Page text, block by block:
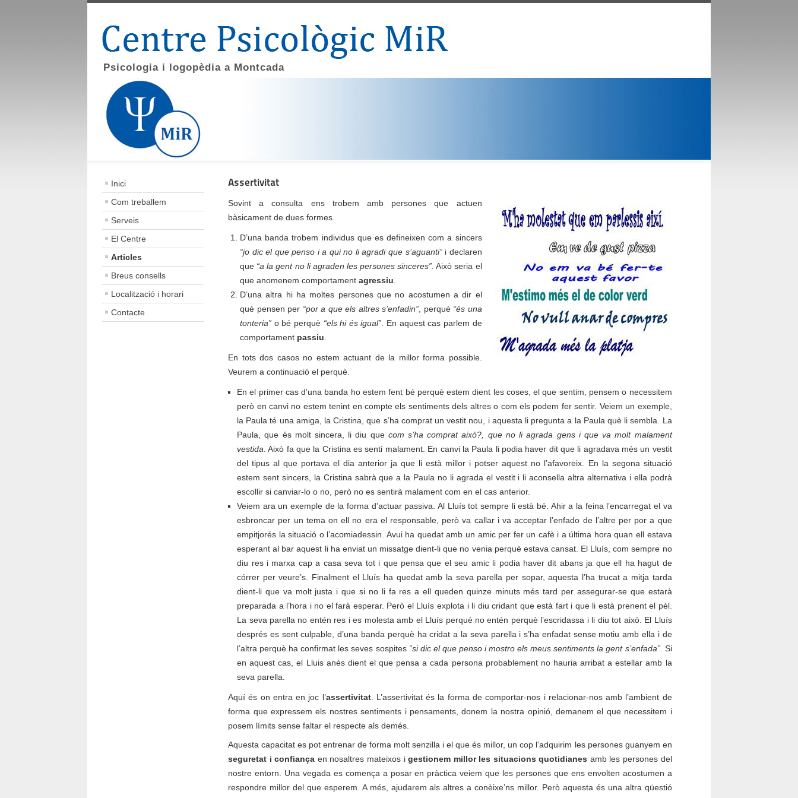
Psicologia i logopèdia a Montcada
Inici
Com treballem
Serveis
El Centre
Articles
Breus consells
Localització i horari
Contacte
Assertivitat
Sovint a consulta ens trobem amb persones que actuen
bàsicament de dues formes.
D’una banda trobem individus que es defineixen com a sincers
“jo dic el que penso i a qui no li agradi que s’aguanti”i declaren
que “a la gent no li agraden les persones sinceres”. Això seria el
que anomenem comportamentagressiu.
D’una altra hi ha moltes persones que no acostumen a dir el
què pensen per “por a que els altres s’enfadin”, perquè “és una
tonteria” o bé perquè “els hi és igual”. En aquest cas parlem de
comportament passiu.
En tots dos casos no estem actuant de la millor forma possible.
Veurem a continuació el perquè.
En el primer cas d’una banda ho estem fent bé perquè estem dient les coses, el que sentim, pensem o necessitem
però en canvi no estem tenint en compte els sentiments dels altres o com els podem fer sentir. Veiem un exemple,
la Paula té una amiga, la Cristina, que s’ha comprat un vestit nou, i aquesta li pregunta a la Paula què li sembla. La
Paula, que és molt sincera, li diu que com s’ha comprat això?, que no li agrada gens i que va molt malament
vestida. Això fa que la Cristina es senti malament. En canvi la Paula li podia haver dit que li agradava més un vestit
del tipus al que portava el dia anterior ja que li està millor i potser aquest no l’afavoreix. En la segona situació
estem sent sincers, la Cristina sabrà que a la Paula no li agrada el vestit i li aconsella altra alternativa i ella podrà
escollir si canviar-lo o no, però no es sentirà malament com en el cas anterior.
Veiem ara un exemple de la forma d’actuar passiva. Al Lluís tot sempre li està bé. Ahir a la feina l’encarregat el va
esbroncar per un tema on ell no era el responsable, però va callar i va acceptar l’enfado de l’altre per por a que
empitjorés la situació o l’acomiadessin. Avui ha quedat amb un amic per fer un cafè i a última hora quan ell estava
esperant al bar aquest li ha enviat un missatge dient-li que no venia perquè estava cansat. El Lluís, com sempre no
diu res i marxa cap a casa seva tot i que pensa que el seu amic li podia haver dit abans ja que ell ha hagut de
córrer per veure’s. Finalment el Lluís ha quedat amb la seva parella per sopar, aquesta l’ha trucat a mitja tarda
dient-li que va molt justa i que si no li fa res a ell queden quinze minuts més tard per assegurar-se que estarà
preparada a l’hora i no el farà esperar. Però el Lluís explota i li diu cridant que està fart i que li està prenent el pèl.
La seva parella no entén res i es molesta amb el Lluís perquè no entén perquè l’escridassa i li diu tot això. El Lluís
després es sent culpable, d’una banda perquè ha cridat a la seva parella i s’ha enfadat sense motiu amb ella i de
l’altra perquè ha confirmat les seves sospites “si dic el que penso i mostro els meus sentiments la gent s’enfada”. Si
en aquest cas, el Lluis anés dient el que pensa a cada persona probablement no hauria arribat a estellar amb la
seva parella.
Aquí és on entra en joc l’assertivitat. L’assertivitat és la forma de comportar-nos i relacionar-nos amb l’ambient de
forma que expressem els nostres sentiments i pensaments, donem la nostra opinió, demanem el que necessitem i
posem límits sense faltar el respecte als demés.
Aquesta capacitat es pot entrenar de forma molt senzilla i el que és millor, un cop l’adquirim les persones guanyem en
seguretat i confiança en nosaltres mateixos igestionem millor les situacions quotidianes amb les persones del
nostre entorn. Una vegada es comença a posar en pràctica veiem que les persones que ens envolten acostumen a
respondre millor del que esperem. A més, ajudarem als altres a conèixe’ns millor. Però aquesta és una altra qüestió